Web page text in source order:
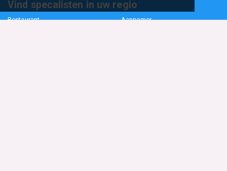
Vind specalisten in uw regio
Restaurant Aannemer